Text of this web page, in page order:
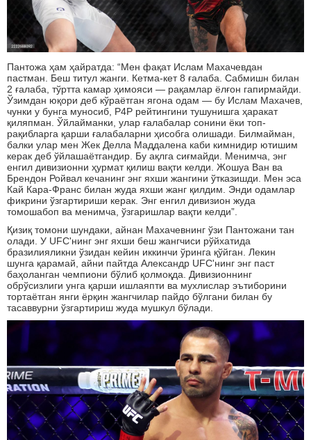
Пантожа ҳам ҳайратда: “Мен фақат Ислам Махачевдан
пастман. Беш титул жанги. Кетма-кет 8 ғалаба. Сабмишн билан
2 ғалаба, тўртта камар ҳимояси — рақамлар ёлғон гапирмайди.
Ўзимдан юқори деб кўраётган ягона одам — бу Ислам Махачев,
чунки у бунга муносиб, P4P рейтингини тушунишга ҳаракат
қиляпман. Ўйлайманки, улар ғалабалар сонини ёки топ-
рақибларга қарши ғалабаларни ҳисобга олишади. Билмайман,
балки улар мен Жек Делла Маддалена каби кимнидир ютишим
керак деб ўйлашаётгандир. Бу ақлга сиғмайди. Менимча, энг
енгил дивизионни ҳурмат қилиш вақти келди. Жошуа Ван ва
Брендон Ройвал кечанинг энг яхши жангини ўтказишди. Мен эса
Кай Кара-Франc билан жуда яхши жанг қилдим. Энди одамлар
фикрини ўзгартириши керак. Энг енгил дивизион жуда
томошабоп ва менимча, ўзгаришлар вақти келди”.
Қизиқ томони шундаки, айнан Махачевнинг ўзи Пантожани тан
олади. У UFC'нинг энг яхши беш жангчиси рўйхатида
бразилияликни ўзидан кейин иккинчи ўринга қўйган. Лекин
шунга қарамай, айни пайтда Александр UFC'нинг энг паст
баҳоланган чемпиони бўлиб қолмоқда. Дивизионнинг
обрўсизлиги унга қарши ишлаяпти ва мухлислар эътиборини
тортаётган янги ёрқин жангчилар пайдо бўлгани билан бу
тасаввурни ўзгартириш жуда мушкул бўлади.